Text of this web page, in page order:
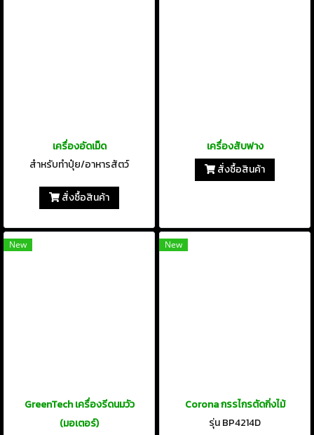
เครื่องอัดเม็ด
สำหรับทำปุ๋ย/อาหารสัตว์
สั่งซื้อสินค้า
เครื่องสับฟาง
สั่งซื้อสินค้า
New
GreenTech เครื่องรีดนมวัว
(มอเตอร์)
New
Corona กรรไกรตัดกิ่งไม้
รุ่น BP4214D